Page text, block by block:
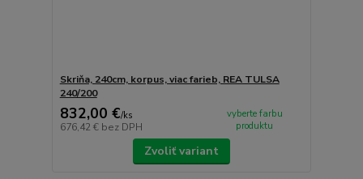
Skriňa, 240cm, korpus, viac farieb, REA TULSA
240/200
832,00 €/ks
676,42 € bez DPH
vyberte farbu
produktu
Zvoliť variant